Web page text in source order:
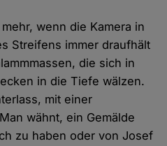
wenn die Kamera in
Streifens immer draufhält
die sich in
in die Tiefe wälzen.
mit einer
wähnt, ein Gemälde
zu haben oder von Josef